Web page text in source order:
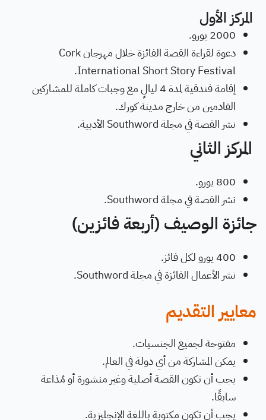
المركز الأول
2000 يورو.
دعوة لقراءة القصة الفائزة خلال مهرجان Cork
International Short Story Festival.
إقامة فندقية لمدة 4 ليالٍ مع وجبات كاملة للمشاركين
القادمين من خارج مدينة كورك.
نشر القصة في مجلة Southword الأدبية.
المركز الثاني
800 يورو.
نشر القصة في مجلة Southword.
جائزة الوصيف (أربعة فائزين)
400 يورو لكل فائز.
نشر الأعمال الفائزة في مجلة Southword.
معايير التقديم
مفتوحة لجميع الجنسيات.
يمكن المشاركة من أي دولة في العالم.
يجب أن تكون القصة أصلية وغير منشورة أو مُذاعة
سابقًا.
يجب أن تكون مكتوبة باللغة الإنجليزية.